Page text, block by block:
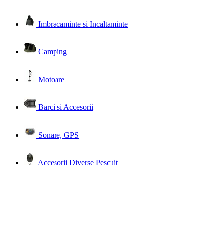
Imbracaminte si Incaltaminte
Camping
Motoare
Barci si Accesorii
Sonare, GPS
Accesorii Diverse Pescuit